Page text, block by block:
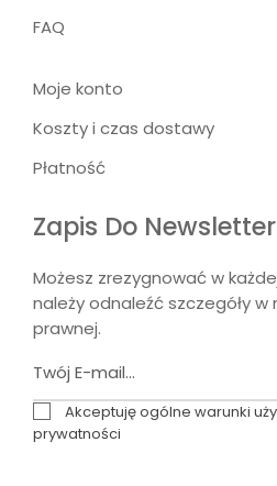
FAQ
Moje konto
Koszty i czas dostawy
Płatność
Zapis Do
Możesz zrezygnować w
należy odnaleźć szczegóły w
prawnej.
Akceptuję ogólne warunki
prywatności